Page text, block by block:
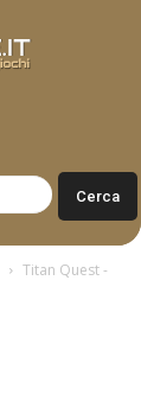
Titan Quest -